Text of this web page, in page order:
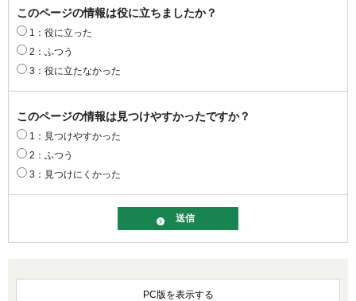
このページの情報は役に立ちましたか？
1：役に立った
2：ふつう
3：役に立たなかった
このページの情報は見つけやすかったですか？
1：見つけやすかった
2：ふつう
3：見つけにくかった
PC版を表示する